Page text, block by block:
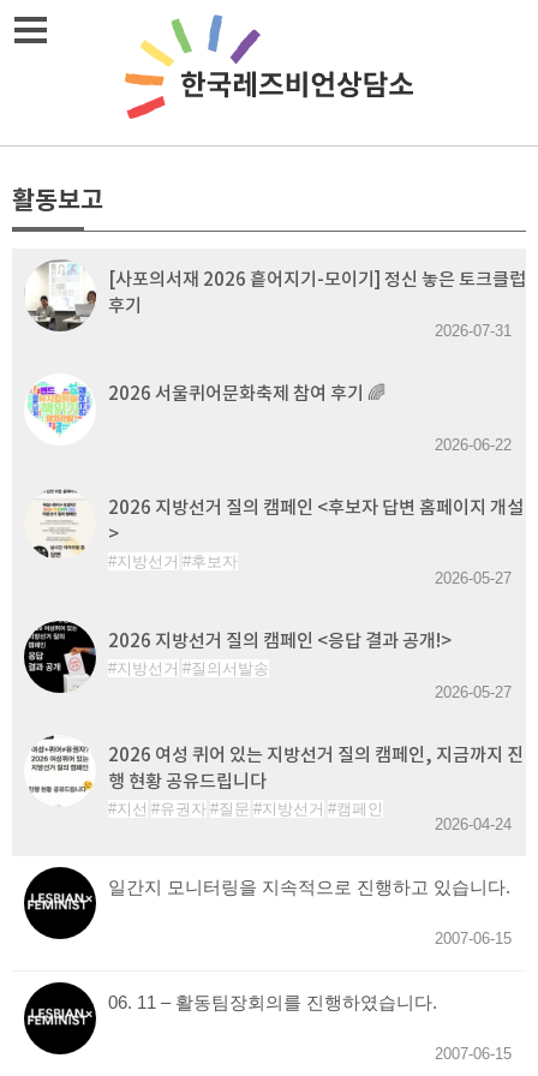
Skip
활동보고
[사포의서재 2026 흩어지기-모이기] 정신 놓은 토크클럽
후기
2026-07-31
2026 서울퀴어문화축제 참여 후기 🌈
2026-06-22
2026 지방선거 질의 캠페인 <후보자 답변 홈페이지 개설
>
지방선거
후보자
2026-05-27
2026 지방선거 질의 캠페인 <응답 결과 공개!>
지방선거
질의서발송
2026-05-27
2026 여성 퀴어 있는 지방선거 질의 캠페인, 지금까지 진
행 현황 공유드립니다
지선 유권자 질문 지방선거
캠페인
2026-04-24
일간지 모니터링을 지속적으로 진행하고 있습니다.
2007-06-15
06. 11 – 활동팀장회의를 진행하였습니다.
2007-06-15